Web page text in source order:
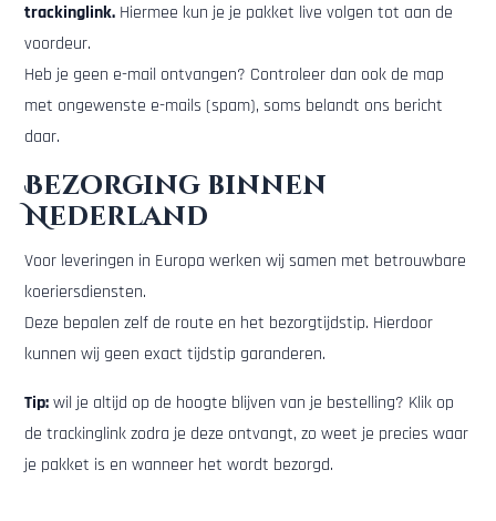
trackinglink. Hiermee kun je je pakket live volgen tot aan de
voordeur.
Heb je geen e-mail ontvangen? Controleer dan ook de map
met ongewenste e-mails (spam), soms belandt ons bericht
daar.
Bezorging binnen
Nederland
Voor leveringen in Europa werken wij samen met betrouwbare
koeriersdiensten.
Deze bepalen zelf de route en het bezorgtijdstip. Hierdoor
kunnen wij geen exact tijdstip garanderen.
Tip:wil je altijd op de hoogte blijven van je bestelling? Klik op
de trackinglink zodra je deze ontvangt, zo weet je precies waar
je pakket is en wanneer het wordt bezorgd.